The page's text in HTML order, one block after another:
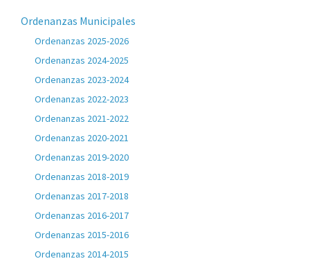
Ordenanzas Municipales
Ordenanzas 2025-2026
Ordenanzas 2024-2025
Ordenanzas 2023-2024
Ordenanzas 2022-2023
Ordenanzas 2021-2022
Ordenanzas 2020-2021
Ordenanzas 2019-2020
Ordenanzas 2018-2019
Ordenanzas 2017-2018
Ordenanzas 2016-2017
Ordenanzas 2015-2016
Ordenanzas 2014-2015